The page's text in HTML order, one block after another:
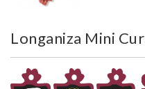
Longaniza Mini